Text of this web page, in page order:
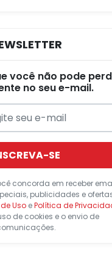
você não pode
no seu e-mail.
SE
concorda em receber
publicidades e
UsoePolítica de
de cookies e o envio de